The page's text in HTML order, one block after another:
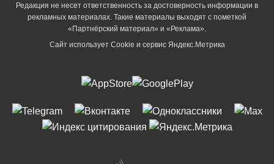
Редакция не несет ответственность за достоверность информации в
рекламных материалах. Такие материалы выходят с пометкой
«Партнёрский материал» и «Реклама».
Сайт использует Cookie и сервиc Яндекс.Метрика